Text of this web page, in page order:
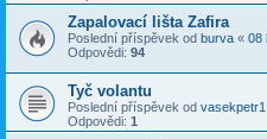
Zapalovací lišta Zafira
Poslední příspěvek od burva « 08
Odpovědi: 94
Tyč volantu
Poslední příspěvek od vasekpetr1
Odpovědi: 1